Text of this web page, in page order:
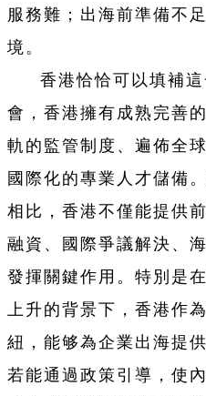
服務難；出海前準備不
境。
香港恰恰可以填補
會，香港擁有成熟完善
軌的監管制度、遍佈全
國際化的專業人才儲備
相比，香港不僅能提供
融資、國際爭議解決、
發揮關鍵作用。特別是
上升的背景下，香港作
紐，能够為企業出海提
若能通過政策引導，使